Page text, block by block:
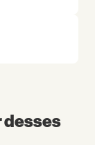
desses